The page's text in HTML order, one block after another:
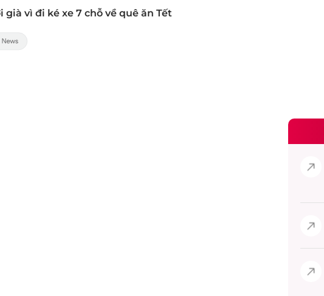
vì đi ké xe 7 chỗ về quê ăn Tết